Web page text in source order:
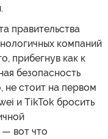
правительства
компаний
прибегнув как к
безопасность
не стоит на первом
и TikTok бросить
вот что